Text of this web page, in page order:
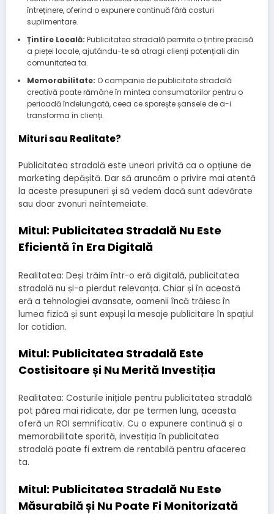
întreținere, oferind o expunere continuă fără costuri
suplimentare.
Țintire Locală: Publicitatea stradală permite o țintire precisă
a pieței locale, ajutându-te să atragi clienți potențiali din
comunitatea ta.
Memorabilitate: O campanie de publicitate stradală
creativă poate rămâne în mintea consumatorilor pentru o
perioadă îndelungată, ceea ce sporește șansele de a-i
transforma în clienți.
Mituri sau Realitate?
Publicitatea stradală este uneori privită ca o opțiune de
marketing depășită. Dar să aruncăm o privire mai atentă
la aceste presupuneri și să vedem dacă sunt adevărate
sau doar zvonuri neîntemeiate.
Mitul: Publicitatea Stradală Nu Este
Eficientă în Era Digitală
Realitatea: Deși trăim într-o eră digitală, publicitatea
stradală nu și-a pierdut relevanța. Chiar și în această
eră a tehnologiei avansate, oamenii încă trăiesc în
lumea fizică și sunt expuși la mesaje publicitare în spațiul
lor cotidian.
Mitul: Publicitatea Stradală Este
Costisitoare și Nu Merită Investiția
Realitatea: Costurile inițiale pentru publicitatea stradală
pot părea mai ridicate, dar pe termen lung, aceasta
oferă un ROI semnificativ. Cu o expunere continuă și o
memorabilitate sporită, investiția în publicitatea
stradală poate fi extrem de rentabilă pentru afacerea
ta.
Mitul: Publicitatea Stradală Nu Este
Măsurabilă și Nu Poate Fi Monitorizată